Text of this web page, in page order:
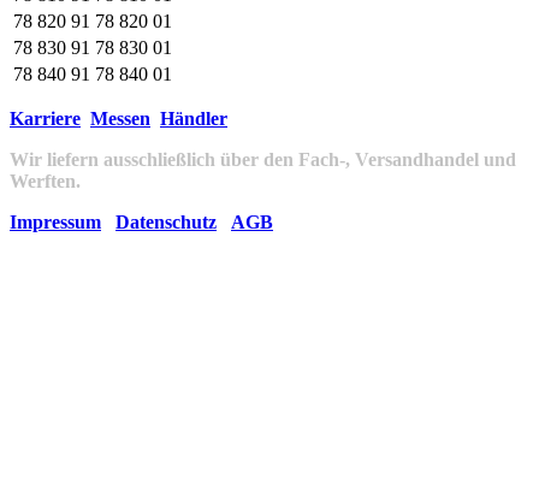
78 820 91 78 820 01
78 830 91 78 830 01
78 840 91 78 840 01
Karriere Messen Händler
Wir liefern ausschließlich über den Fach-, Versandhandel und
Werften.
Impressum
Datenschutz AGB